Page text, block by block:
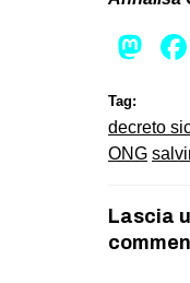
Tag:
decreto
ONG
Lascia